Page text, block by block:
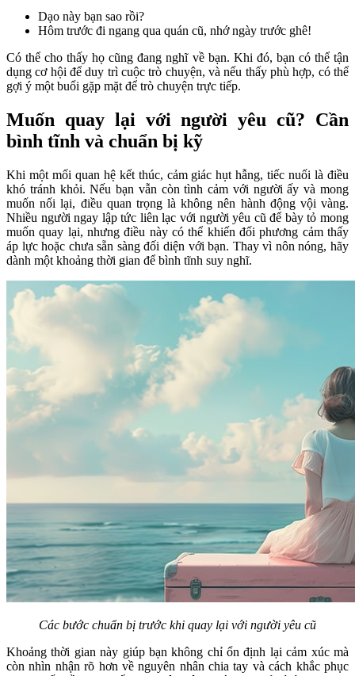
Dạo này bạn sao rồi?
Hôm trước đi ngang qua quán cũ, nhớ ngày trước ghê!
Có thể cho thấy họ cũng đang nghĩ về bạn. Khi đó, bạn có thể tận
dụng cơ hội để duy trì cuộc trò chuyện, và nếu thấy phù hợp, có thể
gợi ý một buổi gặp mặt để trò chuyện trực tiếp.
Muốn quay lại với người yêu cũ? Cần
bình tĩnh và chuẩn bị kỹ
Khi một mối quan hệ kết thúc, cảm giác hụt hẫng, tiếc nuối là điều
khó tránh khỏi. Nếu bạn vẫn còn tình cảm với người ấy và mong
muốn nối lại, điều quan trọng là không nên hành động vội vàng.
Nhiều người ngay lập tức liên lạc với người yêu cũ để bày tỏ mong
muốn quay lại, nhưng điều này có thể khiến đối phương cảm thấy
áp lực hoặc chưa sẵn sàng đối diện với bạn. Thay vì nôn nóng, hãy
dành một khoảng thời gian để bình tĩnh suy nghĩ.
Các bước chuẩn bị trước khi quay lại với người yêu cũ
Khoảng thời gian này giúp bạn không chỉ ổn định lại cảm xúc mà
còn nhìn nhận rõ hơn về nguyên nhân chia tay và cách khắc phục